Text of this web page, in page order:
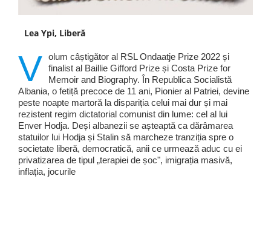
Lea Ypi, Liberă
V olum câștigător al RSL Ondaatje Prize 2022 și
finalist al Baillie Gifford Prize și Costa Prize for
Memoir and Biography. În Republica Socialistă
Albania, o fetiță precoce de 11 ani, Pionier al Patriei, devine
peste noapte martoră la dispariția celui mai dur și mai
rezistent regim dictatorial comunist din lume: cel al lui
Enver Hodja. Deși albanezii se așteaptă ca dărâmarea
statuilor lui Hodja și Stalin să marcheze tranziția spre o
societate liberă, democratică, anii ce urmează aduc cu ei
privatizarea de tipul „terapiei de șoc", imigrația masivă,
inflația, jocurile